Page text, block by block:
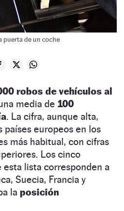
puerta de un coche
robos de vehículos al
media de 100
. La cifra, aunque alta,
países europeos en los
más habitual, con cifras
Los cinco
lista corresponden a
Suecia, Francia y
la posición